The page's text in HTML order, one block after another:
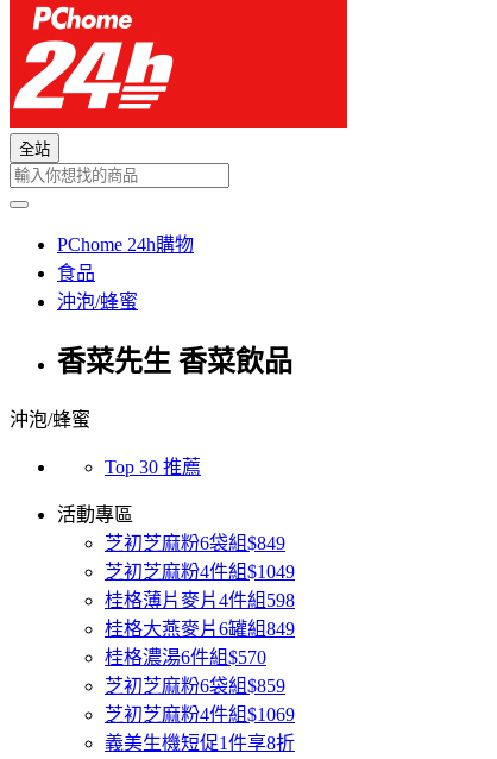
全站
PChome 24h購物
食品
沖泡/蜂蜜
香菜先生 香菜飲品
沖泡/蜂蜜
Top 30 推薦
活動專區
芝初芝麻粉6袋組$849
芝初芝麻粉4件組$1049
桂格薄片麥片4件組598
桂格大燕麥片6罐組849
桂格濃湯6件組$570
芝初芝麻粉6袋組$859
芝初芝麻粉4件組$1069
義美生機短促1件享8折